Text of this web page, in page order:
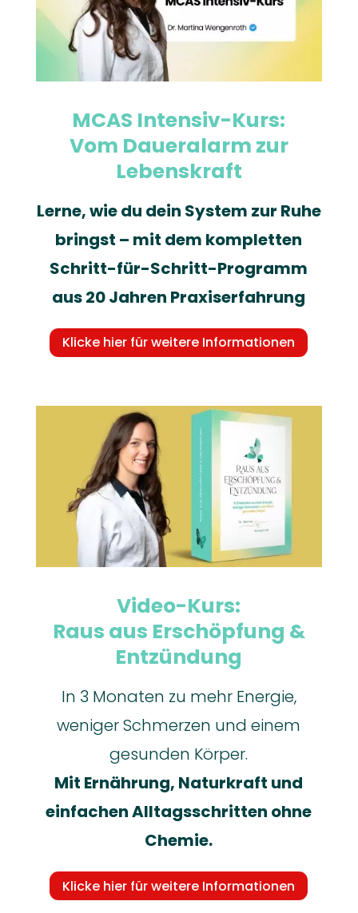
MCAS Intensiv-Kurs:
Vom Daueralarm zur
Lebenskraft
Lerne, wie du dein System zur Ruhe
bringst – mit dem kompletten
Schritt-für-Schritt-Programm
aus 20 Jahren Praxiserfahrung
Klicke hier für weitere Informationen
Video-Kurs:
Raus aus Erschöpfung &
Entzündung
In 3 Monaten zu mehr Energie,
weniger Schmerzen und einem
gesunden Körper.
Mit Ernährung, Naturkraft und
einfachen Alltagsschritten ohne
Chemie.
Klicke hier für weitere Informationen